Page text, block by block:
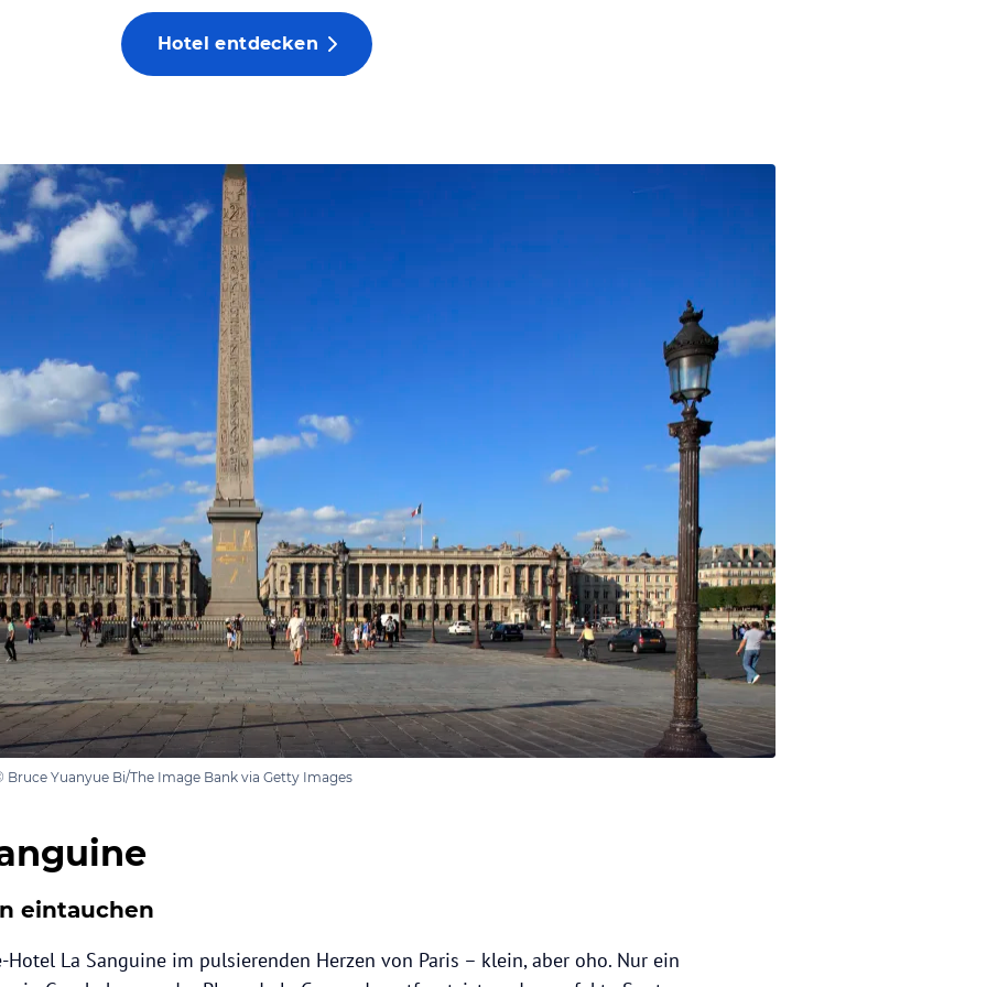
Hotel entdecken
Bruce Yuanyue Bi/The Image Bank via Getty Images
eintauchen
Hotel La Sanguine im pulsierenden Herzen von Paris – klein, aber oho. Nur ein